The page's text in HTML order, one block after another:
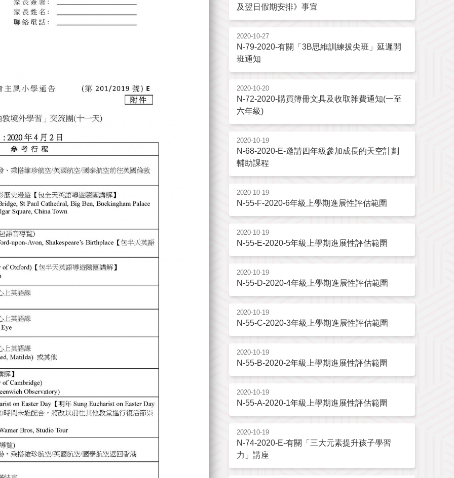
及翌日假期安排》事宜
2020-10-27
N-79-2020-有關「3B思維訓練拔尖班」延遲開
班通知
2020-10-20
N-72-2020-購買簿冊文具及收取雜費通知(一至
六年級)
2020-10-19
N-68-2020-E-邀請四年級參加成長的天空計劃
輔助課程
2020-10-19
N-55-F-2020-6年級上學期進展性評估範圍
2020-10-19
N-55-E-2020-5年級上學期進展性評估範圍
2020-10-19
N-55-D-2020-4年級上學期進展性評估範圍
2020-10-19
N-55-C-2020-3年級上學期進展性評估範圍
2020-10-19
N-55-B-2020-2年級上學期進展性評估範圍
2020-10-19
N-55-A-2020-1年級上學期進展性評估範圍
2020-10-19
N-74-2020-E-有關「三大元素提升孩子學習
力」講座